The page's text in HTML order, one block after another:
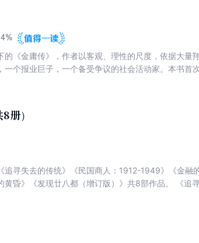
《金庸传》，作者以客观、理性的尺度，依据大量
一个报业巨子，一个备受争议的社会活动家。本书首
册）
追寻失去的传统》《民国商人：1912-1949》《金融
黄昏》《发现廿八都（增订版）》共8部作品。 《追
1949》潜心研究十余年，首部编年体民国商业史巨